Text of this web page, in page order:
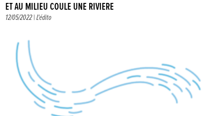
ET AU MILIEU COULE UNE RIVIÈRE
12/05/2022 |L'édito